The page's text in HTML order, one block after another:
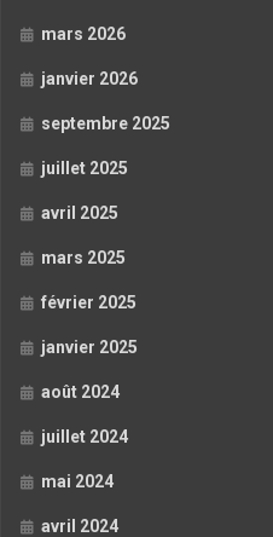
mars 2026
janvier 2026
septembre 2025
juillet 2025
avril 2025
mars 2025
février 2025
janvier 2025
août 2024
juillet 2024
mai 2024
avril 2024